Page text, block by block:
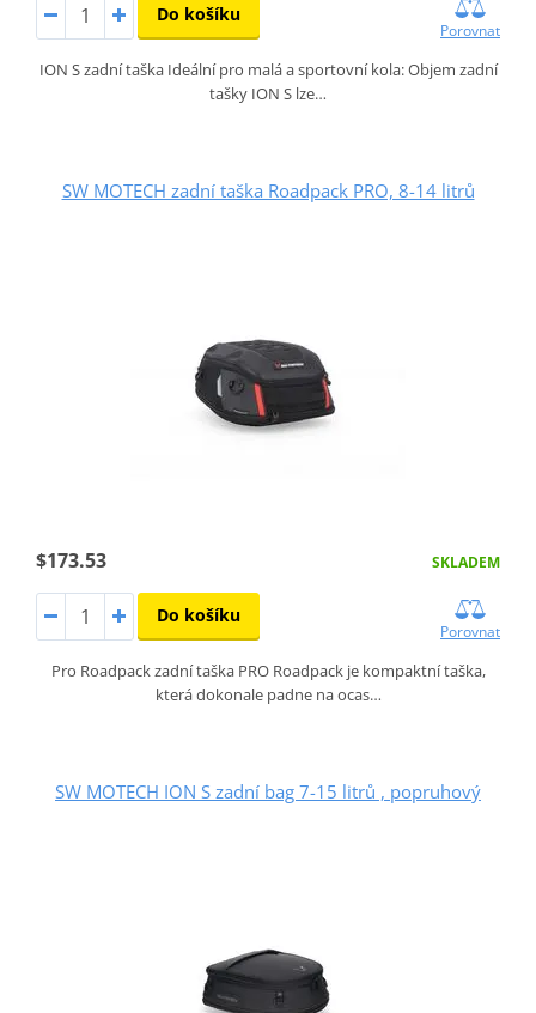
Do košíku
Porovnat
ION S zadní taška Ideální pro malá a sportovní kola: Objem zadní
tašky ION S lze…
SW MOTECH zadní taška Roadpack PRO, 8-14 litrů
$173.53 SKLADEM
Do košíku
Porovnat
Pro Roadpack zadní taška PRO Roadpack je kompaktní taška,
která dokonale padne na ocas…
SW MOTECH ION S zadní bag 7-15 litrů , popruhový